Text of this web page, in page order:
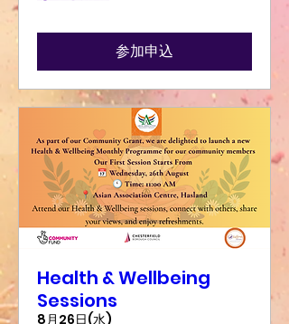
参加申込
Health & Wellbeing
Sessions
8月26日(水)